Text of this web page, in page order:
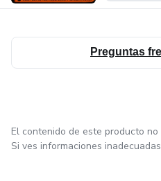
Preguntas
El contenido de este producto
Si ves informaciones